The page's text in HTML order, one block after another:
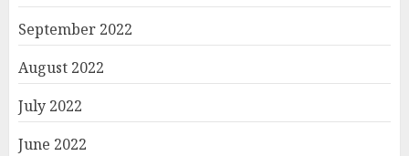
September 2022
August 2022
July 2022
June 2022